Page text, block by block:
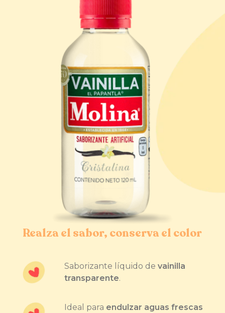
Realza el sabor, conserva el color
Saborizante líquido devainilla
transparente.
Ideal para endulzar aguas frescas